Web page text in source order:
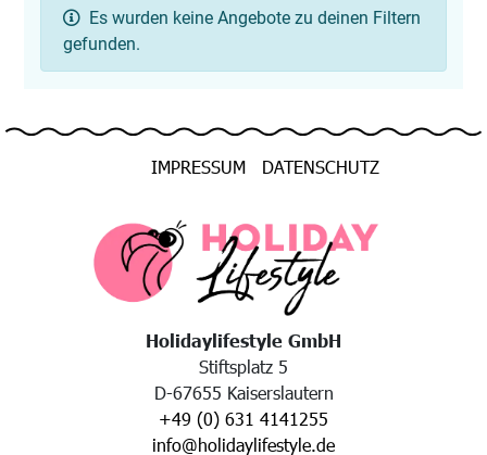
Es wurden keine Angebote zu deinen Filtern
gefunden.
IMPRESSUM DATENSCHUTZ
Holidaylifestyle GmbH
Stiftsplatz 5
D-67655 Kaiserslautern
+49 (0) 631 4141255
info@holidaylifestyle.de